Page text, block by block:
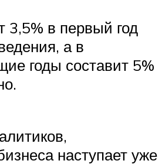
3,5% в первый год
а в
годы составит 5%
наступает уже